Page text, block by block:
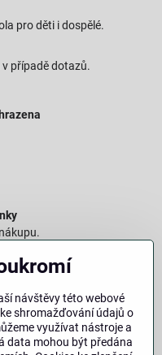
pro děti i dospělé.
případě dotazů.
údaje.
údajů na webu.
návštěvy této webové
shromažďování údajů o
využívat nástroje a
data mohou být předána